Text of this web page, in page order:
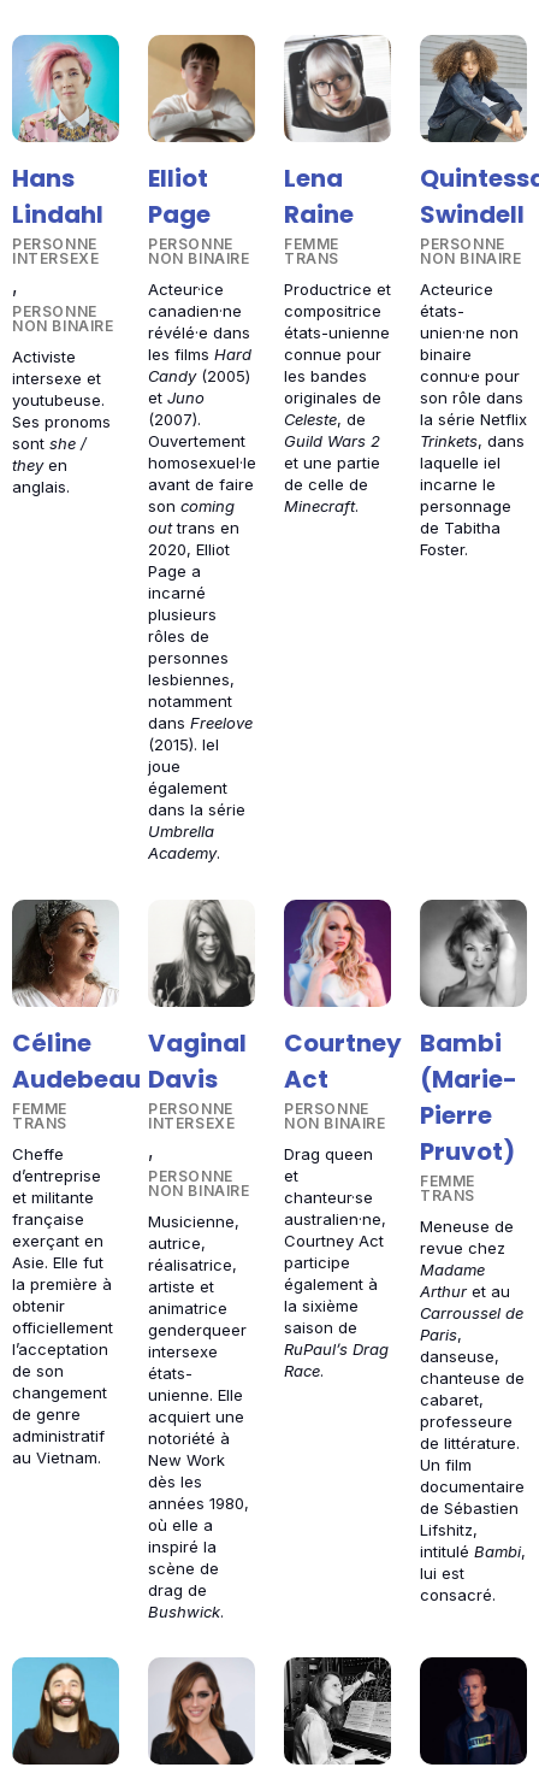
Hans
Lindahl
PERSONNE
INTERSEXE
,
PERSONNE
NON BINAIRE
Activiste
intersexe et
youtubeuse.
Ses pronoms
sont she /
theyen
anglais.
Elliot
Page
PERSONNE
NON BINAIRE
Acteur·ice
canadien·ne
révélé·e dans
les films Hard
Candy(2005)
et Juno
(2007).
Ouvertement
homosexuel·le
avant de faire
son coming
outtrans en
2020, Elliot
Page a
incarné
plusieurs
rôles de
personnes
lesbiennes,
notamment
dans Freelove
(2015). Iel
joue
également
dans la série
Umbrella
Academy.
Lena
Raine
FEMME
TRANS
Productrice et
compositrice
états-unienne
connue pour
les bandes
originales de
Celeste, de
Guild Wars 2
et une partie
de celle de
Minecraft.
Swindell
PERSONNE
NON BINAIRE
Acteurice
états-
unien·ne non
binaire
connu·e pour
son rôle dans
la série Netflix
Trinkets, dans
laquelle iel
incarne le
personnage
de Tabitha
Foster.
Céline
Audebeau
FEMME
TRANS
Cheffe
d’entreprise
et militante
française
exerçant en
Asie. Elle fut
la première à
obtenir
officiellement
l’acceptation
de son
changement
de genre
administratif
au Vietnam.
Vaginal
Davis
PERSONNE
INTERSEXE
,
PERSONNE
NON BINAIRE
Musicienne,
autrice,
réalisatrice,
artiste et
animatrice
genderqueer
intersexe
états-
unienne. Elle
acquiert une
notoriété à
New Work
dès les
années 1980,
où elle a
inspiré la
scène de
drag de
Bushwick.
Courtney
Act
PERSONNE
NON BINAIRE
Drag queen
et
chanteur·se
australien·ne,
Courtney Act
participe
également à
la sixième
saison de
RuPaul’s Drag
Race.
Bambi
(Marie-
Pierre
Pruvot)
FEMME
TRANS
Meneuse de
revue chez
Madame
Arthuret au
Carroussel de
Paris,
danseuse,
chanteuse de
cabaret,
professeure
de littérature.
Un film
documentaire
de Sébastien
Lifshitz,
intitulé Bambi,
lui est
consacré.